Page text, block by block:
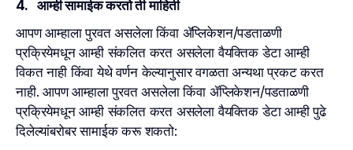
4. आम्ही सामाईक करतो ती माहिती
आपण आम्हाला पुरवत असलेला किंवा ॲप्लिकेशन/पडताळणी
प्रक्रियेमधून आम्ही संकलित करत असलेला वैयक्तिक डेटा आम्ही
विकत नाही किंवा येथे वर्णन केल्यानुसार वगळता अन्यथा प्रकट करत
नाही. आपण आम्हाला पुरवत असलेला किंवा ॲप्लिकेशन/पडताळणी
प्रक्रियेमधून आम्ही संकलित करत असलेला वैयक्तिक डेटा आम्ही पुढे
दिलेल्यांबरोबर सामाईक करू शकतो: